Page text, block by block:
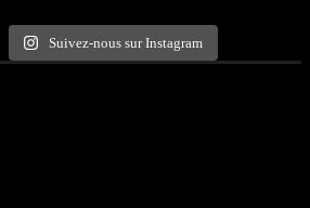
Suivez-nous sur Instagram